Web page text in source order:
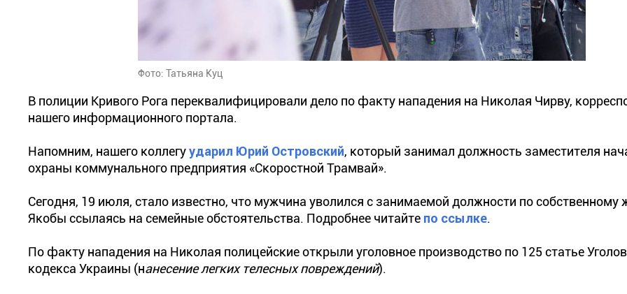
Фото: Татьяна Куц
В полиции Кривого Рога переквалифицировали дело по факту нападения на Николая Чирву,
нашего информационного портала.
Напомним, нашего коллегуударил Юрий Островский, который занимал должность заместителя
охраны коммунального предприятия «Скоростной Трамвай».
Сегодня, 19 июля, стало известно, что мужчина уволился с занимаемой должности по собственному
Якобы ссылаясь на семейные обстоятельства. Подробнее читайте по ссылке.
По факту нападения на Николая полицейские открыли уголовное производство по 125 статье
кодекса Украины (нанесение легких телесных повреждений).